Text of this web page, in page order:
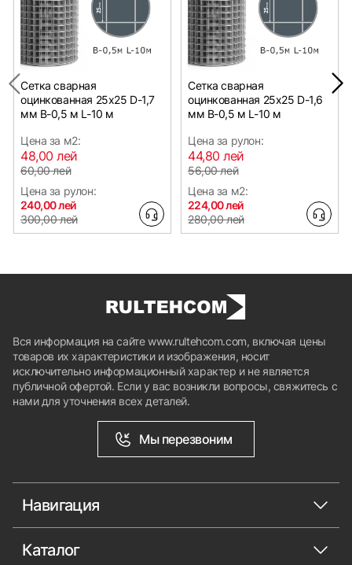
Сетка сварная
оцинкованная 25х25 D-1,7
мм B-0,5 м L-10 м
Цена за м2:
48,00 лей
60,00 лей
Цена за рулон:
240,00 лей
300,00 лей
Сетка сварная
оцинкованная 25х25 D-1,6
мм B-0,5 м L-10 м
Цена за рулон:
44,80 лей
56,00 лей
Цена за м2:
224,00 лей
280,00 лей
Вся информация на сайте www.rultehcom.com, включая цены
товаров их характеристики и изображения, носит
исключительно информационный характер и не является
публичной офертой. Если у вас возникли вопросы, свяжитесь с
нами для уточнения всех деталей.
Мы перезвоним
Навигация
Каталог